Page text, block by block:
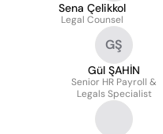
Sena Çelikkol
Legal Counsel
GŞ
Gül ŞAHİN
Senior HR Payroll &
Legals Specialist